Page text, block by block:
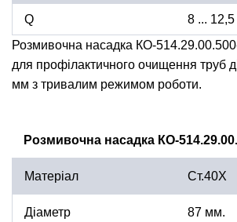
Q
8 ... 12,5
Розмивочна насадка КО-
для профілактичного очищення труб
мм з тривалим режимом роботи.
Розмивочна насадка КО-
Матеріал Ст.40Х
Діаметр 87 мм.